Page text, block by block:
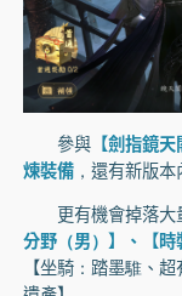
參與【劍指鏡天
煉裝備，還有新版本
更有機會掉落大
分野（男）】、【時
【坐騎：踏墨騅、